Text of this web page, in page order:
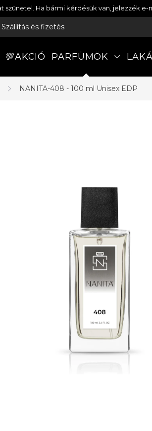
szünetel. Ha bármi kérdésük van, jelezzék
Szállítás és fizetés
💯AKCIÓ PARFÜMÖK
NANITA-408 - 100 ml Unisex EDP